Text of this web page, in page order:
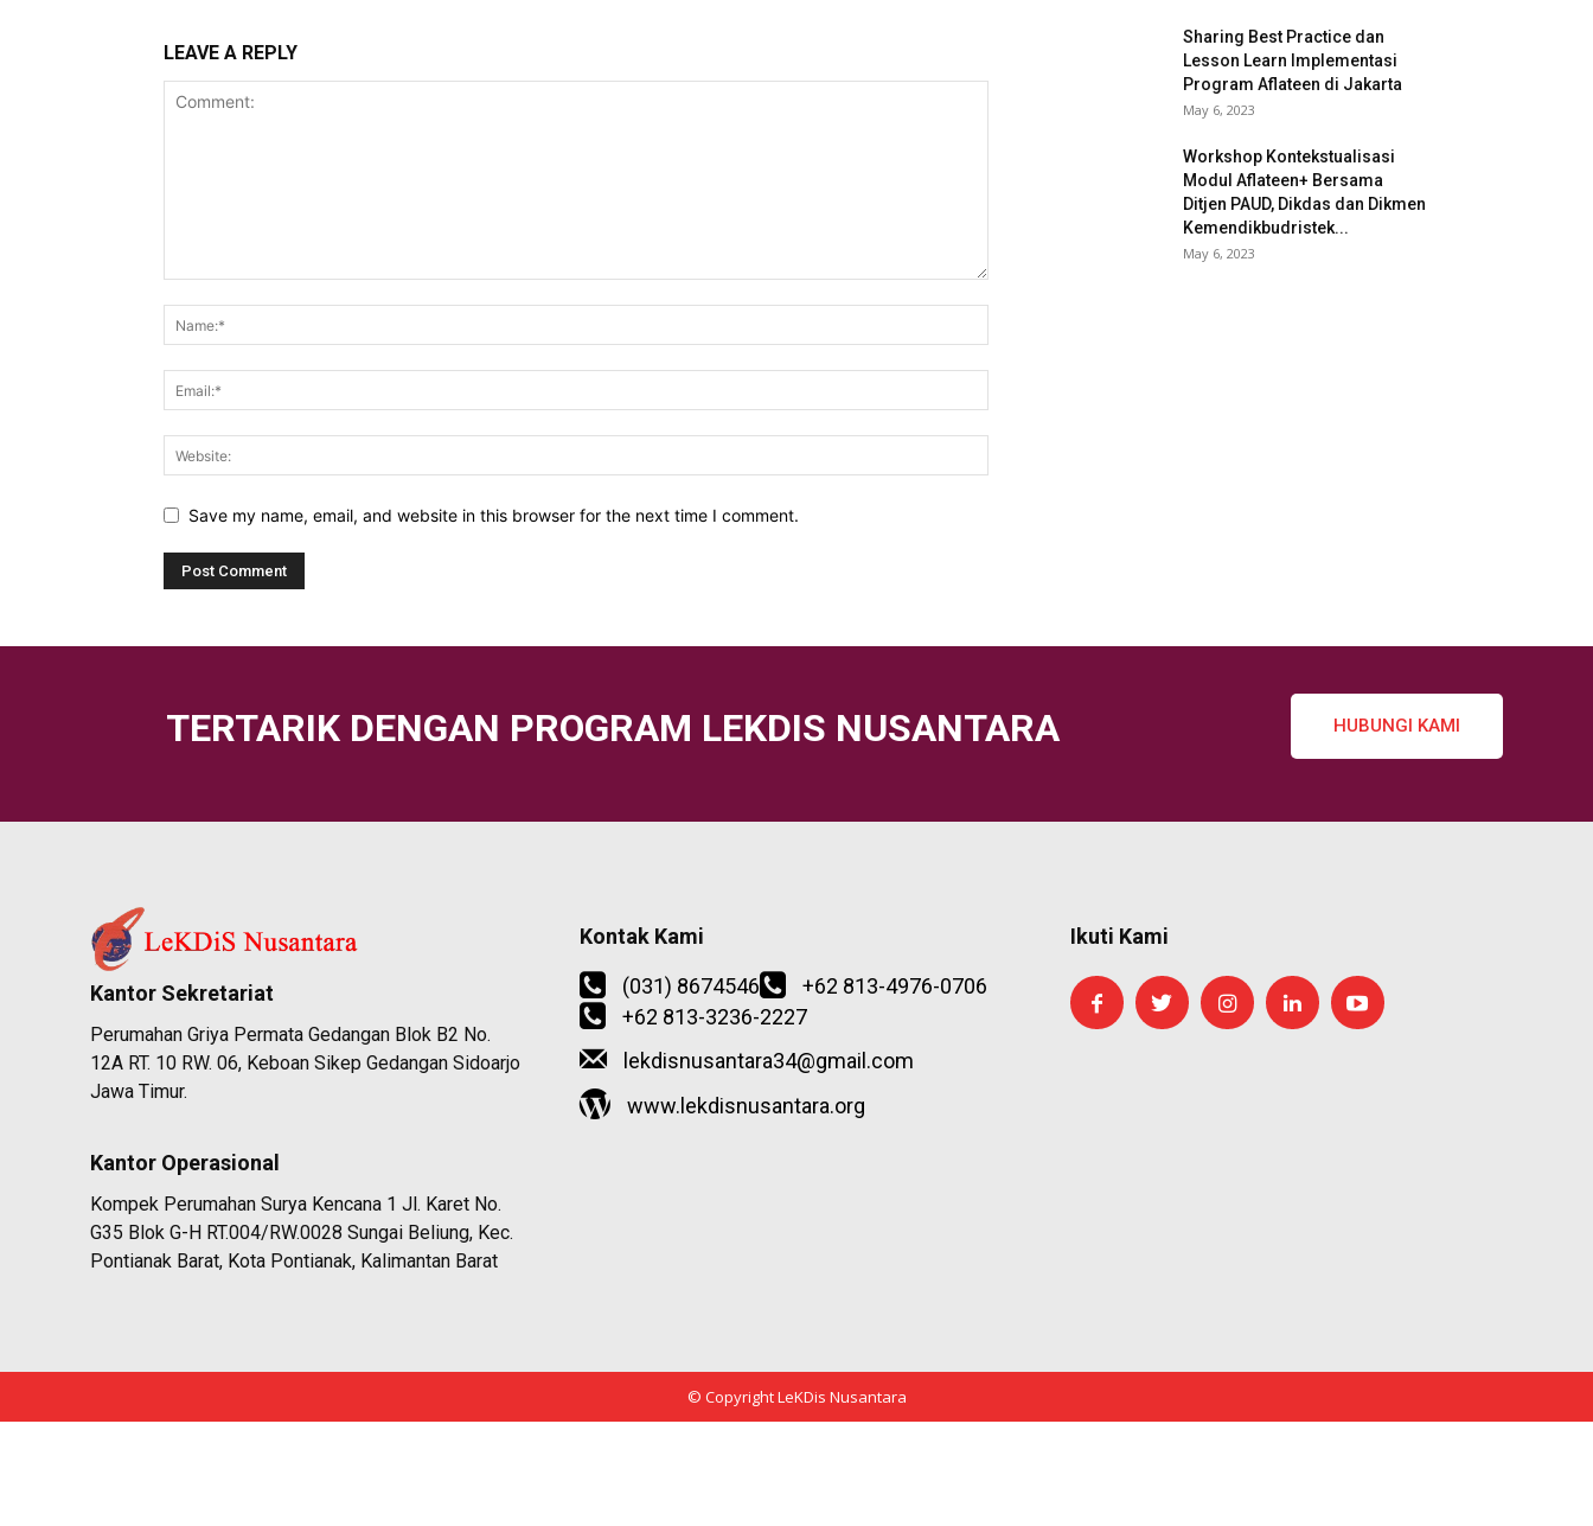
LEAVE A REPLY
Save my name, email, and website in this browser for the next time I comment.
Sharing Best Practice dan
Lesson Learn Implementasi
Program Aflateen di Jakarta
May 6, 2023
Workshop Kontekstualisasi
Modul Aflateen+ Bersama
Ditjen PAUD, Dikdas dan Dikmen
Kemendikbudristek...
May 6, 2023
TERTARIK DENGAN PROGRAM LEKDIS NUSANTARA HUBUNGI KAMI
Kantor Sekretariat
Perumahan Griya Permata Gedangan Blok B2 No.
12A RT. 10 RW. 06, Keboan Sikep Gedangan Sidoarjo
Jawa Timur.
Kantor Operasional
Kompek Perumahan Surya Kencana 1 Jl. Karet No.
G35 Blok G-H RT.004/RW.0028 Sungai Beliung, Kec.
Pontianak Barat, Kota Pontianak, Kalimantan Barat
Kontak Kami
(031) 8674546
+62 813-4976-0706
+62 813-3236-2227
lekdisnusantara34@gmail.com
www.lekdisnusantara.org
Ikuti Kami
© Copyright LeKDis Nusantara